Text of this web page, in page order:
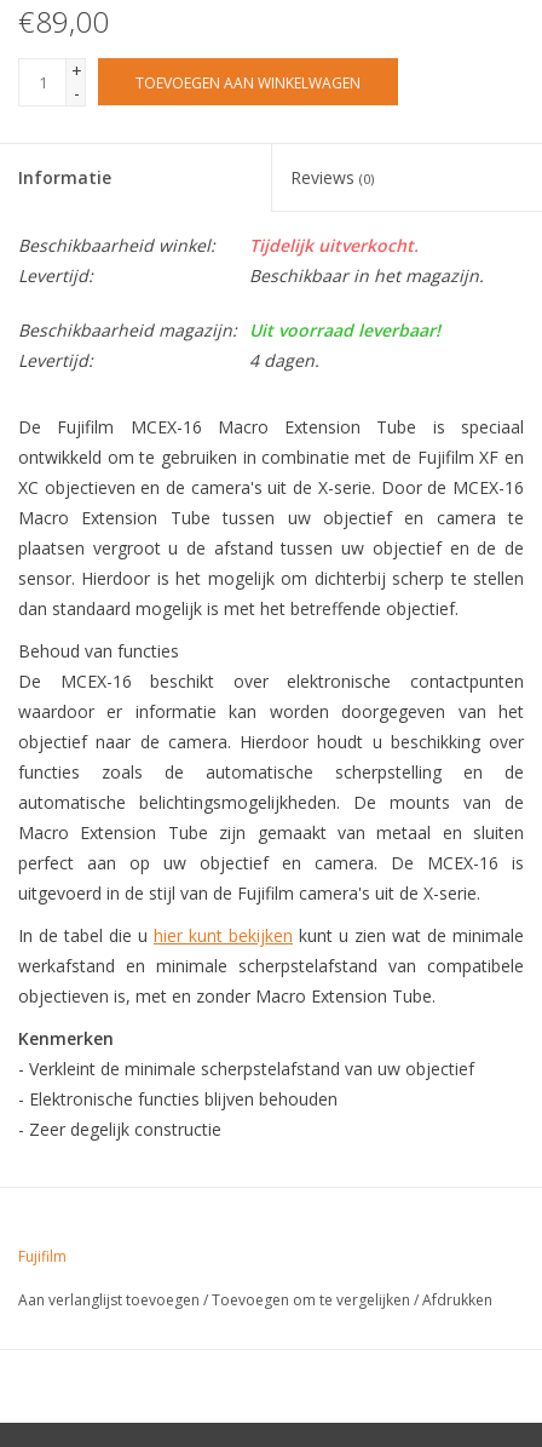
€89,00
+
-
TOEVOEGEN AAN WINKELWAGEN
Informatie Reviews (0)
Beschikbaarheid winkel:
Tijdelijk uitverkocht.
Levertijd:
Beschikbaar in het magazijn.
Beschikbaarheid magazijn:
Uit voorraad leverbaar!
Levertijd:
4 dagen.
De Fujifilm MCEX-16 Macro Extension Tube is speciaal
ontwikkeld om te gebruiken in combinatie met de Fujifilm XF en
XC objectieven en de camera's uit de X-serie. Door de MCEX-16
Macro Extension Tube tussen uw objectief en camera te
plaatsen vergroot u de afstand tussen uw objectief en de de
sensor. Hierdoor is het mogelijk om dichterbij scherp te stellen
dan standaard mogelijk is met het betreffende objectief.
Behoud van functies
De MCEX-16 beschikt over elektronische contactpunten
waardoor er informatie kan worden doorgegeven van het
objectief naar de camera. Hierdoor houdt u beschikking over
functies zoals de automatische scherpstelling en de
automatische belichtingsmogelijkheden. De mounts van de
Macro Extension Tube zijn gemaakt van metaal en sluiten
perfect aan op uw objectief en camera. De MCEX-16 is
uitgevoerd in de stijl van de Fujifilm camera's uit de X-serie.
In de tabel die u hier kunt bekijken kunt u zien wat de minimale
werkafstand en minimale scherpstelafstand van compatibele
objectieven is, met en zonder Macro Extension Tube.
Kenmerken
- Verkleint de minimale scherpstelafstand van uw objectief
- Elektronische functies blijven behouden
- Zeer degelijk constructie
Fujifilm
Aan verlanglijst toevoegen /Toevoegen om te vergelijken /Afdrukken